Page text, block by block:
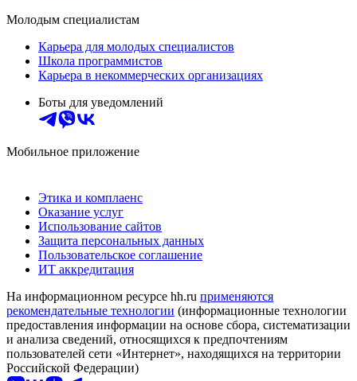
Молодым специалистам
Карьера для молодых специалистов
Школа программистов
Карьера в некоммерческих организациях
Боты для уведомлений
Мобильное приложение
Этика и комплаенс
Оказание услуг
Использование сайтов
Защита персональных данных
Пользовательское соглашение
ИТ аккредитация
На информационном ресурсе hh.ru применяются
рекомендательные технологии (информационные технологии
предоставления информации на основе сбора, систематизации
и анализа сведений, относящихся к предпочтениям
пользователей сети «Интернет», находящихся на территории
Российской Федерации)